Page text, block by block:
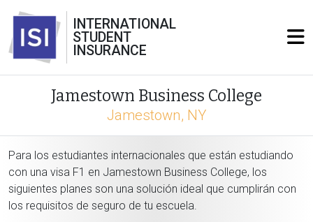
INTERNATIONAL
STUDENT
INSURANCE
Jamestown Business College
Jamestown, NY
Para los estudiantes internacionales que están estudiando
con una visa F1 en Jamestown Business College, los
siguientes planes son una solución ideal que cumplirán con
los requisitos de seguro de tu escuela.